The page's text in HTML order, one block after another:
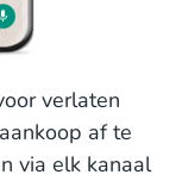
verlaten
af te
via elk kanaal